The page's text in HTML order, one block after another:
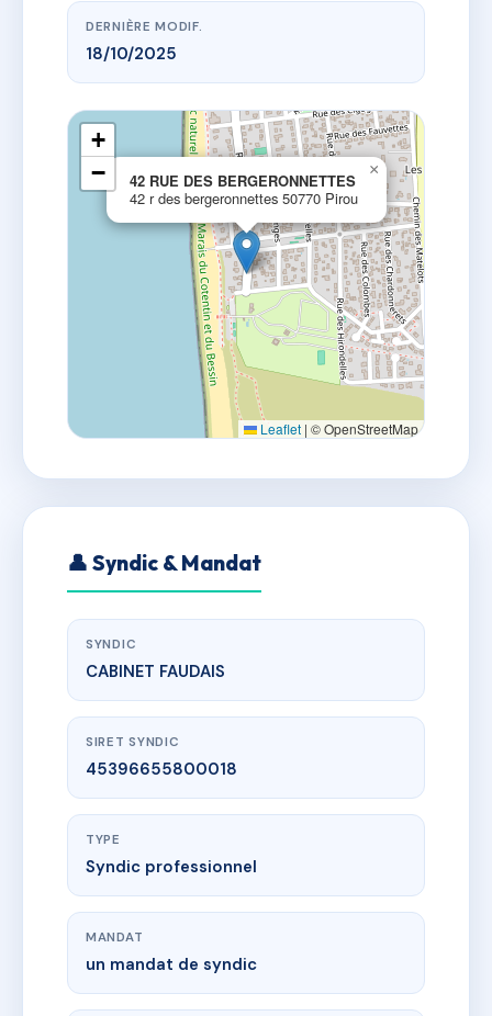
DERNIÈRE MODIF.
18/10/2025
42 RUE DES BERGERONNETTES
42 r des bergeronnettes 50770 Pirou
×
+
−
Leaflet | © OpenStreetMap
👤 Syndic & Mandat
SYNDIC
CABINET FAUDAIS
SIRET SYNDIC
45396655800018
TYPE
Syndic professionnel
MANDAT
un mandat de syndic